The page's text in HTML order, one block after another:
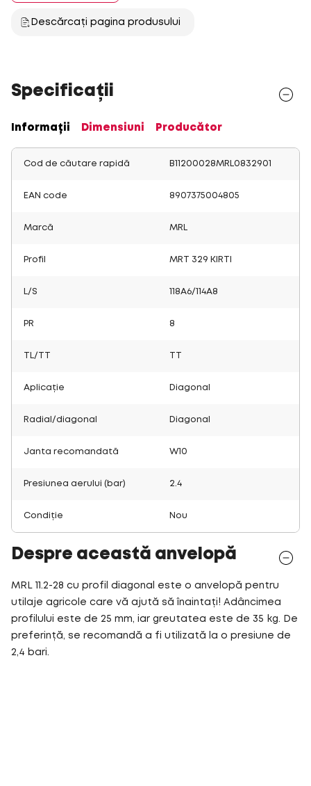
Descărcați pagina produsului
Specificații
Informații Dimensiuni Producător
Cod de căutare rapidă B11200028MRL0832901
EAN code 8907375004805
Marcă MRL
Profil MRT 329 KIRTI
L/S 118A6/114A8
PR 8
TL/TT
Aplicație Diagonal
Radial/diagonal Diagonal
Janta recomandată W10
Presiunea aerului (bar) 2.4
Condiție Nou
Despre această anvelopă
MRL 11.2-28 cu profil diagonal este o anvelopă pentru
utilaje agricole care vă ajută să înaintați! Adâncimea
profilului este de 25 mm, iar greutatea este de 35 kg. De
preferință, se recomandă a fi utilizată la o presiune de
2,4 bari.